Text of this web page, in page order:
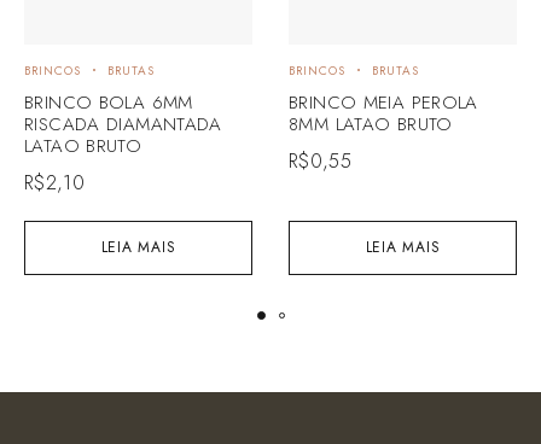
LEIA MAIS
BRINCOS BRUTAS
BRINCO BOLA 6MM
RISCADA DIAMANTADA
LATAO BRUTO
R$2,10
LEIA MAIS
BRINCOS BRUTAS
BRINCO MEIA PEROLA
8MM LATAO BRUTO
R$0,55